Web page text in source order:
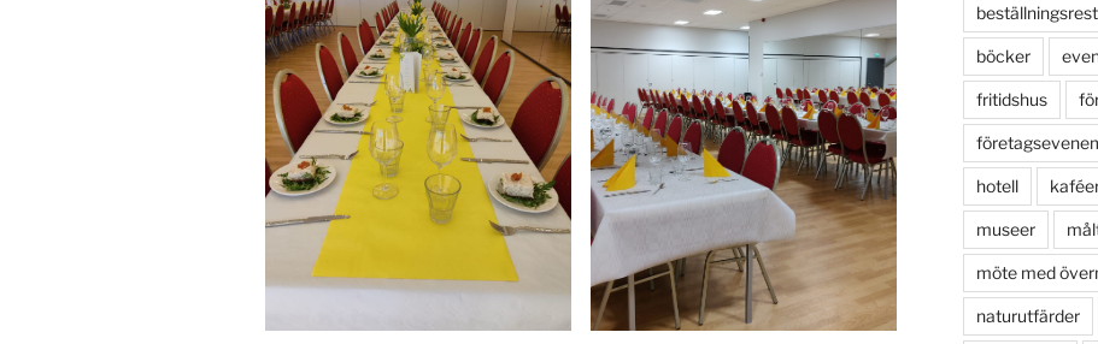
böcker
fritidshus
hotell
museer
möte med
naturutfärder